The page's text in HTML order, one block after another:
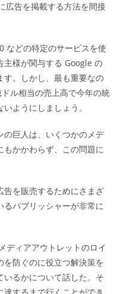
広告を掲載する方法を間接
などの特定のサービスを使
主様が関与する Google の
す。しかし、最も重要なの
ル相当の売上高で今年の統
ようにしましょう。
の巨人は、いくつかのメデ
もかかわらず、この問題に
告を販売するためにさまざ
るパブリッシャーが非常に
ディアアウトレットのロイ
を防ぐのに役立つ解決策を
るかについて話した。そ